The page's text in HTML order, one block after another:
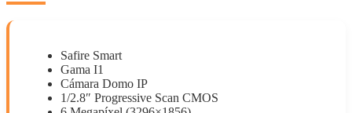
Safire Smart
Gama I1
Cámara Domo IP
1/2.8″ Progressive Scan CMOS